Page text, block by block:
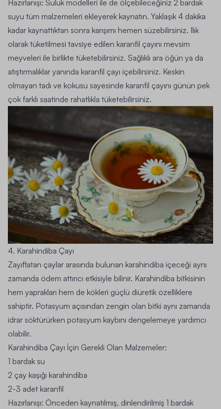
Hazırlanışı: Suluk modelleri ile de ölçebileceğiniz 2 bardak
suyu tüm malzemeleri ekleyerek kaynatın. Yaklaşık 4 dakika
kadar kaynattıktan sonra karışımı hemen süzebilirsiniz. Ilık
olarak tüketilmesi tavsiye edilen karanfil çayını mevsim
meyveleri ile birlikte tüketebilirsiniz. Sağlıklı ara öğün ya da
atıştırmalıklar yanında karanfil çayı içebilirsiniz. Keskin
olmayan tadı ve kokusu sayesinde karanfil çayını günün pek
çok farklı saatinde rahatlıkla tüketebilirsiniz.
4. Karahindiba Çayı
Zayıflatan çaylar arasında bulunan karahindiba içeceği aynı
zamanda ödem attırıcı etkisiyle bilinir. Karahindiba bitkisinin
hem yaprakları hem de kökleri güçlü diüretik özelliklere
sahiptir. Potasyum açısından zengin olan bitki aynı zamanda
idrar söktürürken potasyum kaybını dengelemeye yardımcı
olabilir.
Karahindiba Çayı İçin Gerekli Olan Malzemeler:
1 bardak su
2 çay kaşığı karahindiba
2-3 adet karanfil
Hazırlanışı: Önceden kaynatılmış, dinlendirilmiş 1 bardak